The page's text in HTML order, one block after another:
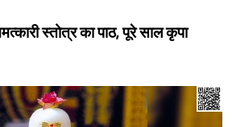
स्तोत्र का पाठ, पूरे साल कृपा